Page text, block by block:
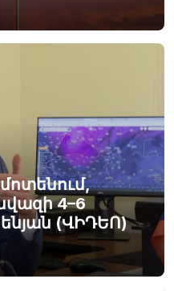
4–6
(ՎԻԴԵՈ)